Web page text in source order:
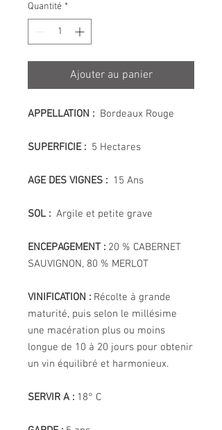
Quantité *
Ajouter au panier
APPELLATION : Bordeaux Rouge
SUPERFICIE : 5 Hectares
AGE DES VIGNES : 15 Ans
SOL : Argile et petite grave
ENCEPAGEMENT : 20 % CABERNET
SAUVIGNON, 80 % MERLOT
VINIFICATION : Récolte à grande
maturité, puis selon le millésime
une macération plus ou moins
longue de 10 à 20 jours pour obtenir
un vin équilibré et harmonieux.
SERVIR A : 18° C